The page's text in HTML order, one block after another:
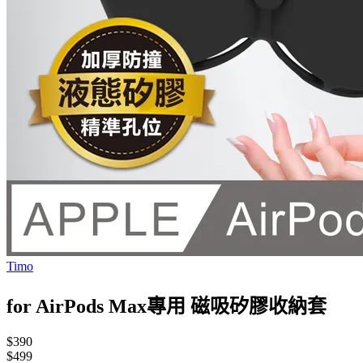
Timo
for AirPods Max專用 磁吸矽膠收納套
$390
$499